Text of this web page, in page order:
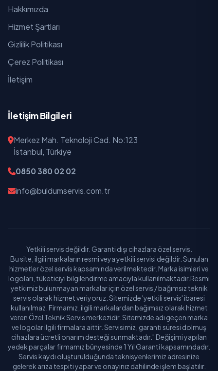
Hakkımızda
Hizmet Şartları
Gizlilik Politikası
Çerez Politikası
İletişim
İletişim Bilgileri
Merkez Mah. Teknoloji Cad. No:123
İstanbul, Türkiye
0850 380 02 02
info@buldumservis.com.tr
Yetkili servis değildir. Garanti dışı cihazlara özel servis.
Bu site, ilgili markaların resmi veya yetkili servisi değildir. Sunulan
hizmetler özel servis kapsamında verilmektedir. Marka isimleri ve
logoları, tüketiciyi bilgilendirme amacıyla kullanılmaktadır.Resmi
yetkimiz bulunmayan markalar için özel servis / bağımsız teknik
servis olarak hizmet veriyoruz. Sitemizde 'yetkili servis' ibaresi
kullanılmaz. Firmamız, ilgili markalardan bağımsız olarak hizmet
veren Özel Teknik Servis merkezidir. Sitemizde adı geçen marka
ve logolar ilgili firmalara aittir. Servisimiz, garanti süresi dolmuş
cihazlara ücretli onarım desteği sunmaktadır." Değişimi yapılan
yedek parçalar firmamız bünyesinde 1 Yıl Garanti kapsamındadır.
Servis kaydı oluşturulduğunda teknisyenlerimiz adresinize
gelerek arıza tespiti yapar ve onayınız dahilinde işlem başlatılır.